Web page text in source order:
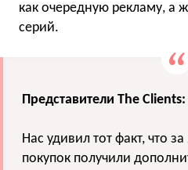
как очередную рекламу, а
серий.
Представители The Clients:
Нас удивил тот факт, что
покупок получили